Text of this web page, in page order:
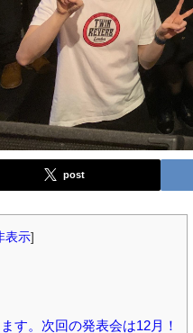
post
表示]
す。次回の発表会は12月！